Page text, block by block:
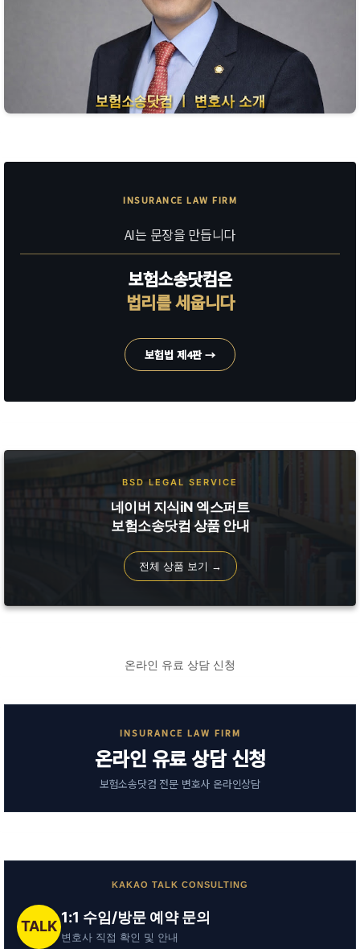
INSURANCE LAW FIRM
AI는 문장을 만듭니다
보험소송닷컴은
법리를 세웁니다
보험법 제4판 →
BSD LEGAL SERVICE
네이버 지식iN 엑스퍼트
보험소송닷컴 상품 안내
전체 상품 보기 →
온라인 유료 상담 신청
INSURANCE LAW FIRM
온라인 유료 상담 신청
보험소송닷컴 전문 변호사 온라인상담
KAKAO TALK CONSULTING
TALK
1:1 수임/방문 예약 문의
변호사 직접 확인 및 안내